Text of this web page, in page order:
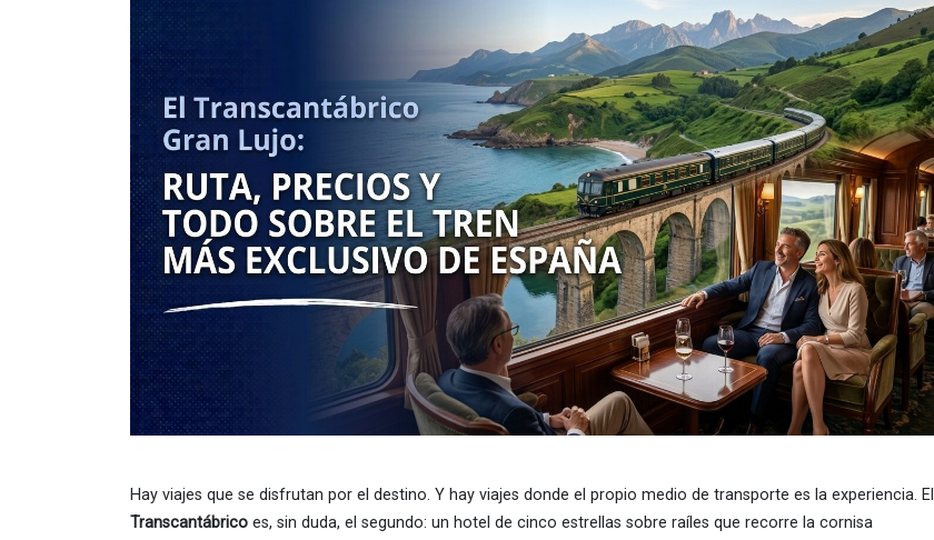
Hay viajes que se disfrutan por el destino. Y hay viajes donde el propio medio de transporte es la experiencia. El
Transcantábrico es, sin duda, el segundo: un hotel de cinco estrellas sobre raíles que recorre la cornisa